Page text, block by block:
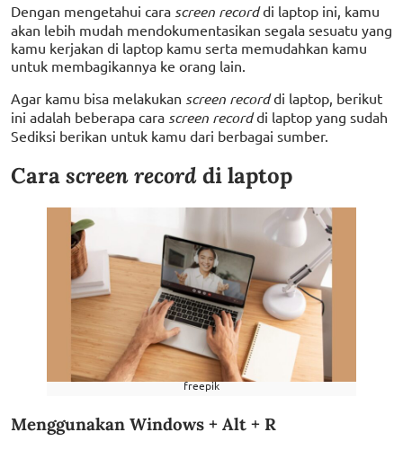
Dengan mengetahui cara screen recorddi laptop ini, kamu
akan lebih mudah mendokumentasikan segala sesuatu yang
kamu kerjakan di laptop kamu serta memudahkan kamu
untuk membagikannya ke orang lain.
Agar kamu bisa melakukan screen recorddi laptop, berikut
ini adalah beberapa cara screen recorddi laptop yang sudah
Sediksi berikan untuk kamu dari berbagai sumber.
Carascreen recorddi laptop
freepik
Menggunakan Windows + Alt + R